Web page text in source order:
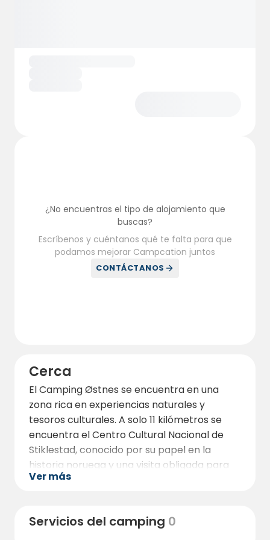
¿No encuentras el tipo de alojamiento que
buscas?
Escríbenos y cuéntanos qué te falta para que
podamos mejorar Campcation juntos
CONTÁCTANOS
Cerca
El Camping Østnes se encuentra en una
zona rica en experiencias naturales y
tesoros culturales. A solo 11 kilómetros se
encuentra el Centro Cultural Nacional de
Stiklestad, conocido por su papel en la
historia noruega y una visita obligada para
quienes deseen aprender más sobre la
Aquí también se realizan diversas
actividades culturales, representaciones
Ver más
Servicios del camping 0